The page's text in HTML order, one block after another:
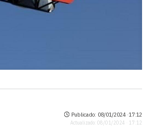
Publicado: 08/01/2024 ·17:12
Actualizado: 08/01/2024 · 17:12